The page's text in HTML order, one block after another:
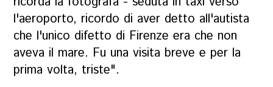
l'aeroporto, ricordo di aver detto all'autista
che l'unico difetto di Firenze era che non
aveva il mare. Fu una visita breve e per la
prima volta, triste".